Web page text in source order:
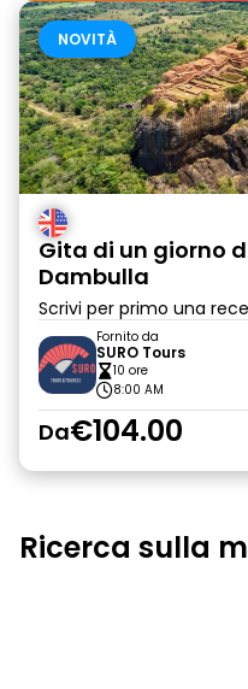
NOVITÀ
Gita di un giorno
Dambulla
Scrivi per primo una
Fornito da
SURO Tours
10 ore
8:00 AM
Da€104.00
Ricerca sulla